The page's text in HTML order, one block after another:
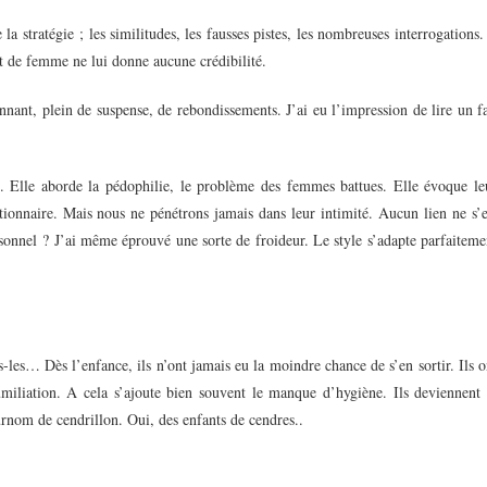
stratégie ; les similitudes, les fausses pistes, les nombreuses
de femme ne lui donne aucune crédibilité.
plein de suspense, de rebondissements. J’ai eu l’impression de lire un
Elle aborde la pédophilie, le problème des femmes battues. Elle évoque
Mais nous ne pénétrons jamais dans leur intimité. Aucun lien ne
? J’ai même éprouvé une sorte de froideur. Le style s’adapte
les… Dès l’enfance, ils n’ont jamais eu la moindre chance de s’en sortir. Ils
A cela s’ajoute bien souvent le manque d’hygiène. Ils deviennent
de cendrillon. Oui, des enfants de cendres..